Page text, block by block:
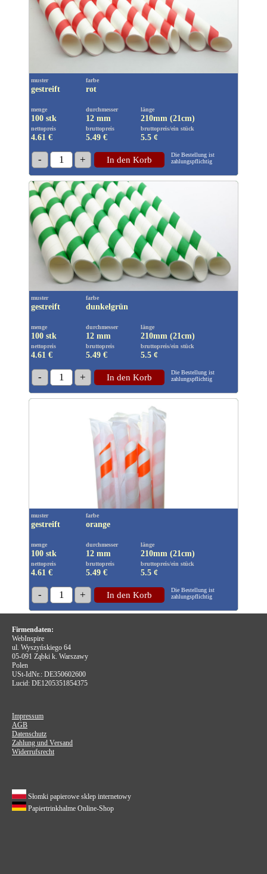
muster
gestreift
farbe
rot
menge
100 stk
durchmesser
12 mm
länge
210mm (21cm)
nettopreis
4.61 €
bruttopreis
5.49 €
bruttopreis/ein stück
5.5 ¢
- 1 + In den Korb
Die Bestellung ist
zahlungspflichtig
muster
gestreift
farbe
dunkelgrün
menge
100 stk
durchmesser
12 mm
länge
210mm (21cm)
nettopreis
4.61 €
bruttopreis
5.49 €
bruttopreis/ein stück
5.5 ¢
- 1 + In den Korb
Die Bestellung ist
zahlungspflichtig
muster
gestreift
farbe
orange
menge
100 stk
durchmesser
12 mm
länge
210mm (21cm)
nettopreis
4.61 €
bruttopreis
5.49 €
bruttopreis/ein stück
5.5 ¢
- 1 + In den Korb
Die Bestellung ist
zahlungspflichtig
Firmendaten:
WebInspire
ul. Wyszyńskiego 64
05-091 Ząbki k. Warszawy
Polen
USt-IdNr.: DE350602600
Lucid: DE1205351854375
Impressum
AGB
Datenschutz
Zahlung und Versand
Widerrufsrecht
Słomki papierowe sklep internetowy
Papiertrinkhalme Online-Shop